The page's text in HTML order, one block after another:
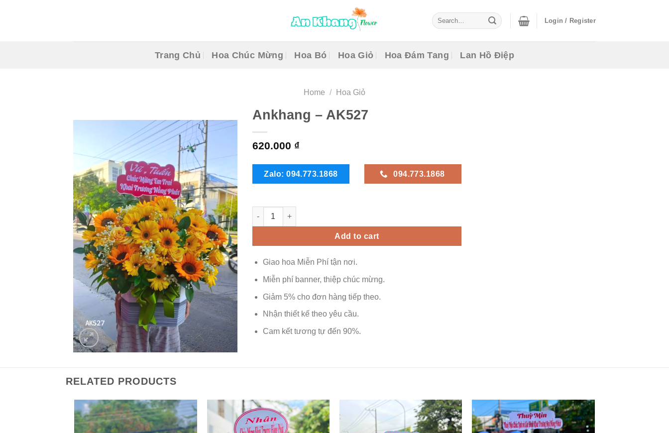
Search
for:
Login / Register
Trang Chủ Hoa Chúc Mừng Hoa Bó Hoa Giỏ Hoa Đám Tang Lan Hồ Điệp
Home / Hoa Giỏ
Ankhang – AK527
620.000 ₫
Zalo: 094.773.1868 094.773.1868
Ankhang - AK527 quantity
Add to cart
Giao hoa Miễn Phí tận nơi.
Miễn phí banner, thiệp chúc mừng.
Giảm 5% cho đơn hàng tiếp theo.
Nhận thiết kế theo yêu cầu.
Cam kết tương tự đến 90%.
RELATED PRODUCTS